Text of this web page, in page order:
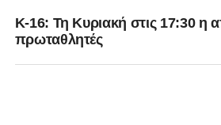
Κ-16: Τη Κυριακή στις 17:30 η
πρωταθλητές